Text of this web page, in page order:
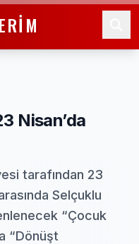
Nisan’da
tarafından 23
Selçuklu
“Çocuk
“Dönüşt